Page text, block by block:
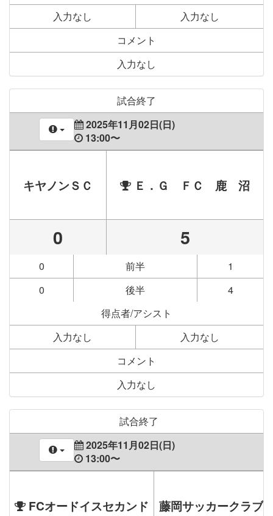
入力なし
入力なし
コメント
入力なし
試合終了
2025年11月02日(日)
13:00〜
キヤノンＳＣ Ｅ．Ｇ ＦＣ 鹿 沼
0 5
0 前半
1
0
後半
4
得点者/アシスト
入力なし
入力なし
コメント
入力なし
試合終了
2025年11月02日(日)
13:00〜
FCオードイスセカンド 藤岡サッカークラブ